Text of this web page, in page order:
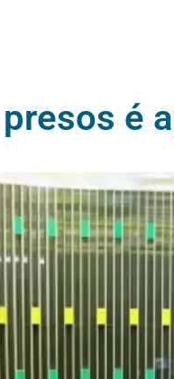
é